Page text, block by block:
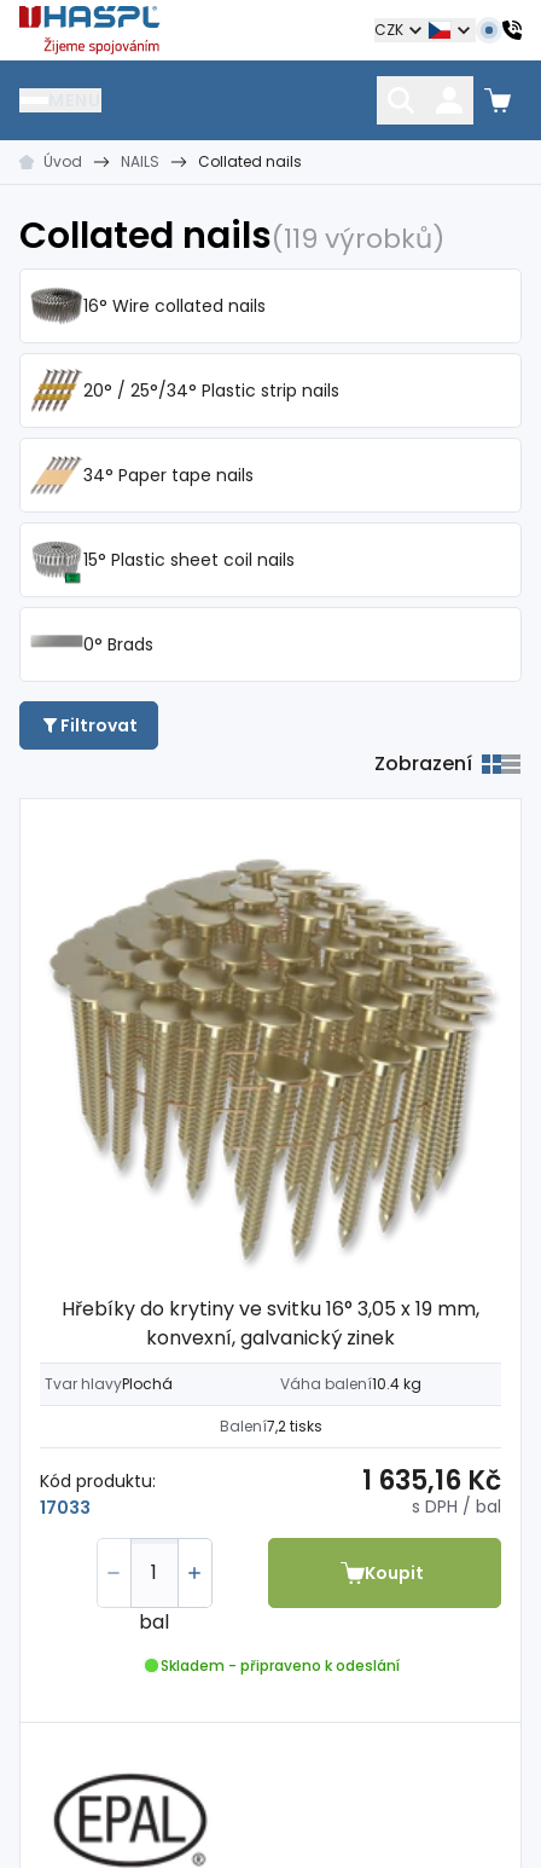
Hašpl CZK
HŘEBÍKY SPOJOVACÍ MATERIÁL
Úvod NAILS Collated nails
Collated nails(119 výrobků)
16° Wire collated nails
20° / 25°/34° Plastic strip nails
34° Paper tape nails
15° Plastic sheet coil nails
0° Brads
Filtrovat
Zobrazení
Hřebíky do krytiny ve svitku 16° 3,05 x 19 mm,
konvexní, galvanický zinek
Tvar hlavyPlochá Váha balení10.4 kg
Balení7,2 tisks
Kód produktu:
17033
1 635,16 Kč
s DPH / bal
bal
Koupit
Skladem - připraveno k odeslání